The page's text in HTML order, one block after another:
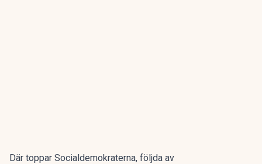
Där toppar Socialdemokraterna, följda av